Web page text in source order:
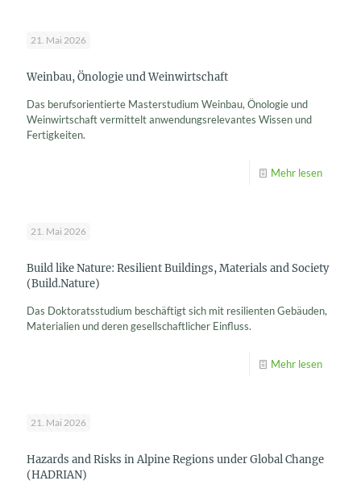
21. Mai 2026
Weinbau, Önologie und Weinwirtschaft
Das berufsorientierte Masterstudium Weinbau, Önologie und
Weinwirtschaft vermittelt anwendungsrelevantes Wissen und
Fertigkeiten.
Mehr lesen
21. Mai 2026
Build like Nature: Resilient Buildings, Materials and Society
(Build.Nature)
Das Doktoratsstudium beschäftigt sich mit resilienten Gebäuden,
Materialien und deren gesellschaftlicher Einfluss.
Mehr lesen
21. Mai 2026
Hazards and Risks in Alpine Regions under Global Change
(HADRIAN)